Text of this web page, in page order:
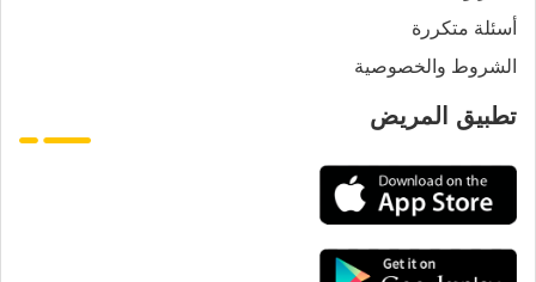
أسئلة متكررة
الشروط والخصوصية
تطبيق المريض